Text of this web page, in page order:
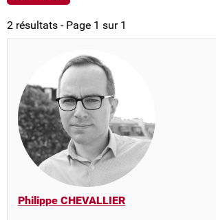
2 résultats - Page 1 sur 1
Philippe CHEVALLIER